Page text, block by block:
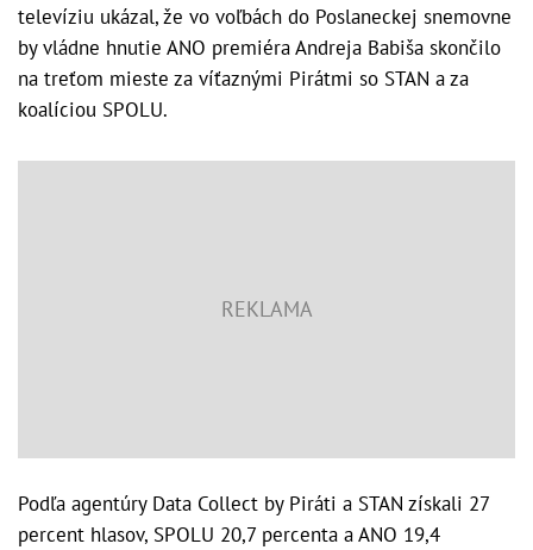
televíziu ukázal, že vo voľbách do Poslaneckej snemovne
by vládne hnutie ANO premiéra Andreja Babiša skončilo
na treťom mieste za víťaznými Pirátmi so STAN a za
koalíciou SPOLU.
Podľa agentúry Data Collect by Piráti a STAN získali 27
percent hlasov, SPOLU 20,7 percenta a ANO 19,4